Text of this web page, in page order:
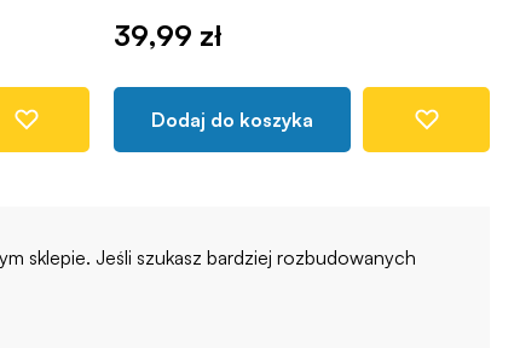
39,99 zł
Dodaj do koszyka
sklepie. Jeśli szukasz bardziej rozbudowanych